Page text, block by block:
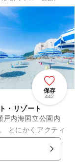
ティ
保存
442
・リゾート
戸内海国立公園内
チでは、ファミリ